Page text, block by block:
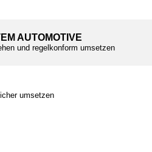
AUTOMOTIVE
und regelkonform umsetzen
umsetzen